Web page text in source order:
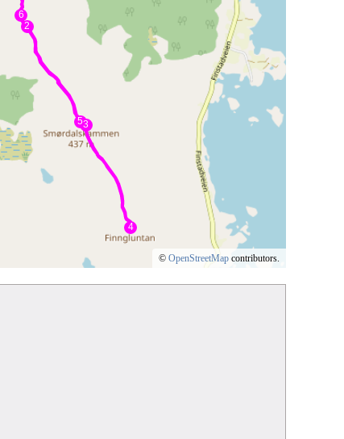
© OpenStreetMap contributors.